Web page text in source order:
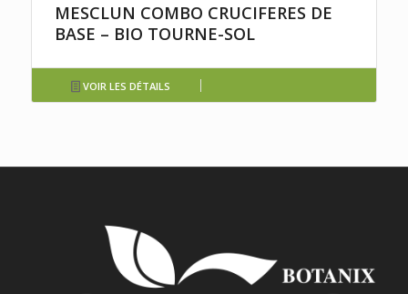
MESCLUN COMBO CRUCIFERES DE
BASE – BIO TOURNE-SOL
VOIR LES DÉTAILS